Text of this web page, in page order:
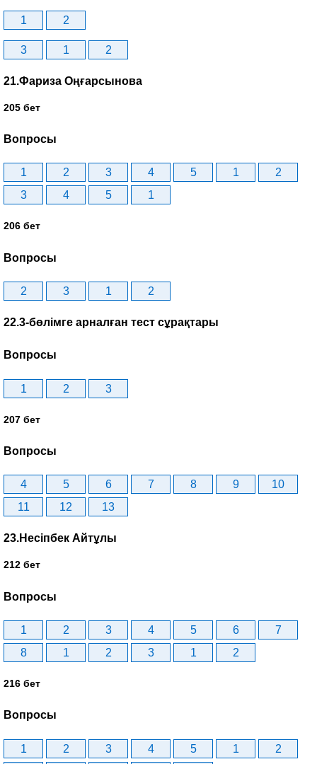
1 2
3 1 2
21.Фариза Оңғарсынова
205 бет
Вопросы
1 2 3 4 5 1
2
3
4 5 1
206 бет
Вопросы
2 3 1 2
22.3-бөлімге арналған тест сұрақтары
Вопросы
1 2 3
207 бет
Вопросы
4 5 6 7 8 9
10
11
12 13
23.Несіпбек Айтұлы
212 бет
Вопросы
1 2 3 4 5 6
7
8
1 2 3 1 2
216 бет
Вопросы
1 2 3 4 5 1
2